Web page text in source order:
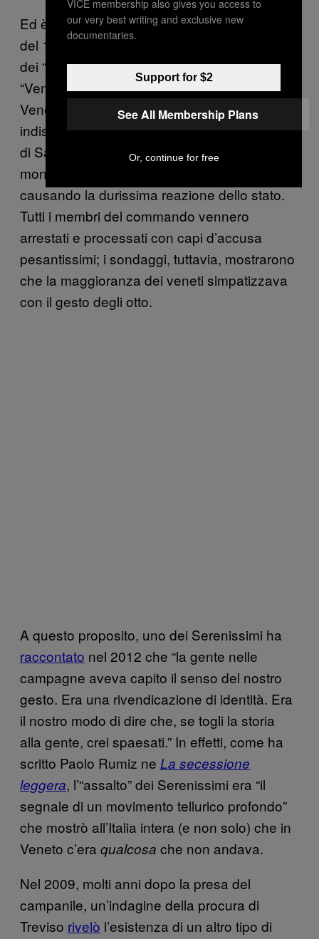
Ed è proprio dalle campagne che, il 9 maggio
del 1997, è partito il famigerato commando
dei “Serenissimi”. Quel giorno otto militanti del
“Veneto Serenissimo Governo” sbarcarono a
Venezia con il leggendario “Tanko ” e issarono
indisturbati il gonfalone veneto sul campanile
di San Marco, suscitando sbigottimento nel
mondo politico (persino nella Lega Nord) e
causando la durissima reazione dello stato.
Tutti i membri del commando vennero
arrestati e processati con capi d’accusa
pesantissimi; i sondaggi, tuttavia, mostrarono
che la maggioranza dei veneti simpatizzava
con il gesto degli otto.
A questo proposito, uno dei Serenissimi ha
raccontato nel 2012 che “la gente nelle
campagne aveva capito il senso del nostro
gesto. Era una rivendicazione di identità. Era
il nostro modo di dire che, se togli la storia
alla gente, crei spaesati.” In effetti, come ha
scritto Paolo Rumiz ne La secessione
leggera, l’“assalto” dei Serenissimi era “il
segnale di un movimento tellurico profondo”
che mostrò all’Italia intera (e non solo) che in
Veneto c’era qualcosa che non andava.
Nel 2009, molti anni dopo la presa del
campanile, un’indagine della procura di
Treviso rivelò l’esistenza di un altro tipo di
VICE membership also gives you access to
our very best writing and exclusive new
documentaries.
Support for $2
See All Membership Plans
Or, continue for free